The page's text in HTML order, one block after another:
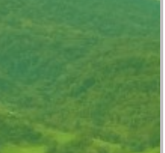
MASYARAKAT